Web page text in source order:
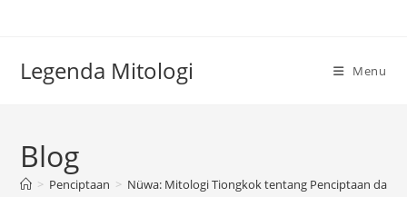
Legenda Mitologi Menu
Blog
> Penciptaan > Nüwa: Mitologi Tiongkok tentang Penciptaan dan